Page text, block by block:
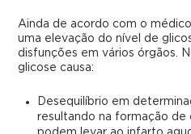
Ainda de acordo com o
uma elevação do nível de
disfunções em vários órgãos.
glicose causa:
Desequilíbrio em
resultando na formação de